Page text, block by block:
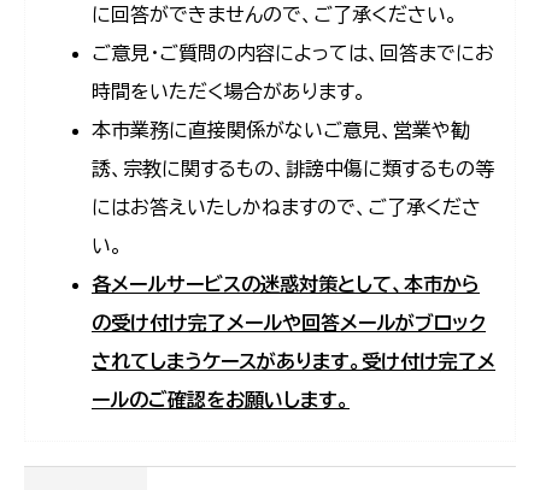
に回答ができませんので、ご了承ください。
ご意見・ご質問の内容によっては、回答までにお
時間をいただく場合があります。
本市業務に直接関係がないご意見、営業や勧
誘、宗教に関するもの、誹謗中傷に類するもの等
にはお答えいたしかねますので、ご了承くださ
い。
各メールサービスの迷惑対策として、本市から
の受け付け完了メールや回答メールがブロック
されてしまうケースがあります。受け付け完了メ
ールのご確認をお願いします。